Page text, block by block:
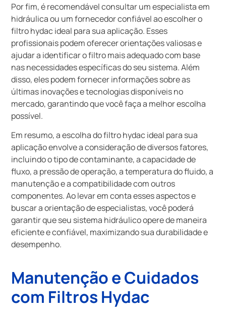
Por fim, é recomendável consultar um especialista em
hidráulica ou um fornecedor confiável ao escolher o
filtro hydac ideal para sua aplicação. Esses
profissionais podem oferecer orientações valiosas e
ajudar a identificar o filtro mais adequado com base
nas necessidades específicas do seu sistema. Além
disso, eles podem fornecer informações sobre as
últimas inovações e tecnologias disponíveis no
mercado, garantindo que você faça a melhor escolha
possível.
Em resumo, a escolha do filtro hydac ideal para sua
aplicação envolve a consideração de diversos fatores,
incluindo o tipo de contaminante, a capacidade de
fluxo, a pressão de operação, a temperatura do fluido, a
manutenção e a compatibilidade com outros
componentes. Ao levar em conta esses aspectos e
buscar a orientação de especialistas, você poderá
garantir que seu sistema hidráulico opere de maneira
eficiente e confiável, maximizando sua durabilidade e
desempenho.
Manutenção e Cuidados
com Filtros Hydac